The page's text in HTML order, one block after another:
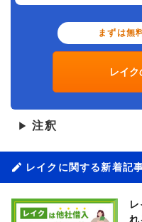
まずは無
レイ
▶ 注釈
レイクに関する新着記
れ